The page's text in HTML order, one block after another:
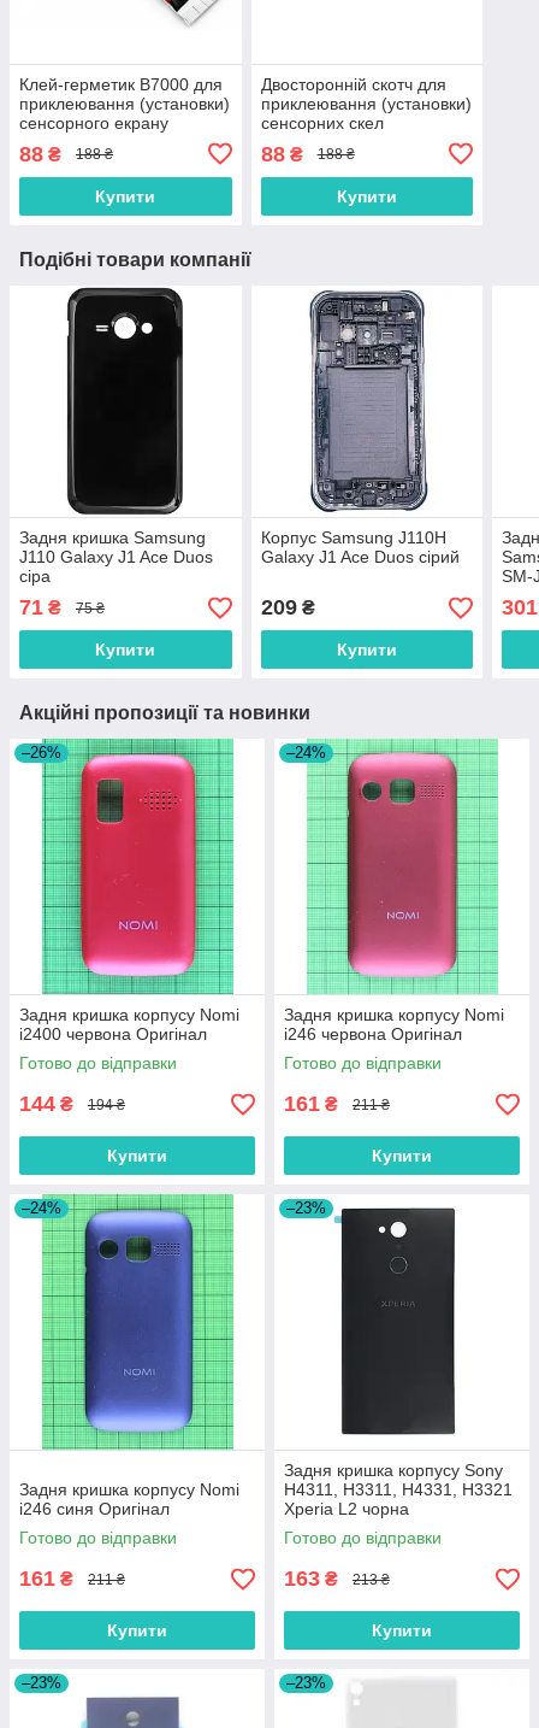
Клей-герметик B7000 для
приклеювання (установки)
сенсорного екрану
(модуля) 15 мл
88 ₴ 188 ₴
Купити
Двосторонній скотч для
приклеювання (установки)
сенсорних скел
(модулів) і корпусів до їх
основи
88₴ 188 ₴
Купити
Подібні товари компанії
Задня кришка Samsung
J110 Galaxy J1 Ace Duos
сіра
71 ₴ 75 ₴
Купити
Корпус Samsung J110H
Galaxy J1 Ace Duos сірий
209₴
Купити
SM-
301
Акційні пропозиції та новинки
–26%
Задня кришка корпусу Nomi
i2400 червона Оригінал
Готово до відправки
144 ₴ 194 ₴
Купити
–24%
Задня кришка корпусу Nomi
i246 червона Оригінал
Готово до відправки
161 ₴ 211 ₴
Купити
–24%
Задня кришка корпусу Nomi
i246 синя Оригінал
Готово до відправки
161 ₴ 211 ₴
Купити
–23%
Задня кришка корпусу Sony
H4311, H3311, H4331, H3321
Xperia L2 чорна
Готово до відправки
163 ₴ 213 ₴
Купити
–23% –23%